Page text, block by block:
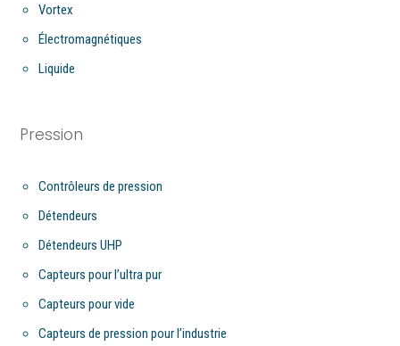
Vortex
Électromagnétiques
Liquide
Pression
Contrôleurs de pression
Détendeurs
Détendeurs UHP
Capteurs pour l’ultra pur
Capteurs pour vide
Capteurs de pression pour l’industrie